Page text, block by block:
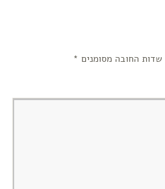
שדות החובה מסומנים *